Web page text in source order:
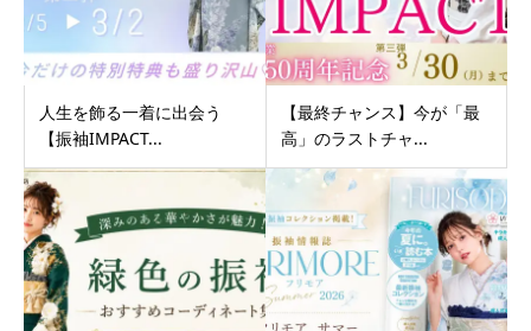
人生を飾る一着に出会う
【振袖IMPACT...
【最終チャンス】今が「最
高」のラストチャ...